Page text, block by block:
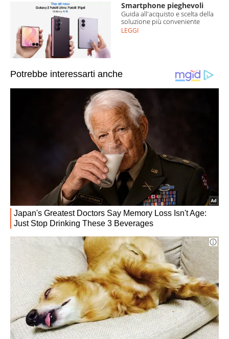
Smartphone pieghevoli
Guida all'acquisto e scelta della
soluzione più conveniente
LEGGI